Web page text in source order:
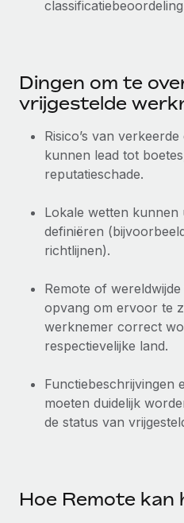
Dingen om te
vrijgestelde
Risico’s van
kunnen lead tot
reputatieschade.
Lokale wetten kunnen
definiëren
richtlijnen).
Remote of
opvang om ervoor te
werknemer correct
respectievelijke land.
Functiebeschrijvingen
moeten duidelijk
de status van
Hoe Remote kan